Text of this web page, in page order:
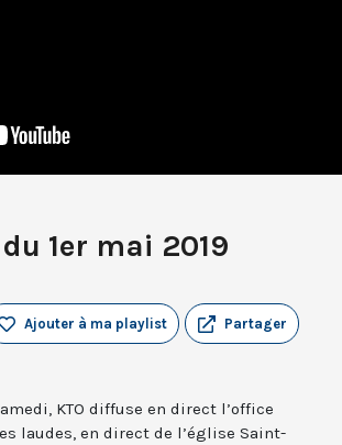
1er mai 2019
Partager
Ajouter à ma playlist
KTO diffuse en direct l’office
laudes, en direct de l’église Saint-